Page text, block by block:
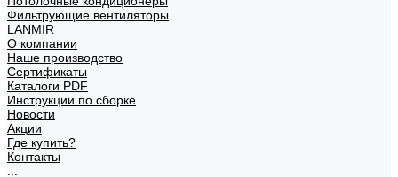
Фильтрующие вентиляторы
LANMIR
О компании
Наше производство
Сертификаты
Каталоги PDF
Инструкции по сборке
Новости
Акции
Где купить?
Контакты